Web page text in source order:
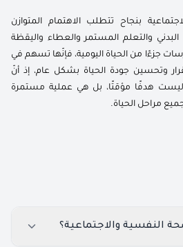
بنجاح تتطلب الاهتمام المتوازن
البدني والتعلم المستمر والعطاء واليقظة
جزءًا من الحياة اليومية، فإنّها تسهم في
وتحسين جودة الحياة بشكل عام، إذ أنّ
ليست هدفًا مؤقتًا، بل هي عملية مستمرة
مراحل الحياة.
النفسية والاجتماعية؟